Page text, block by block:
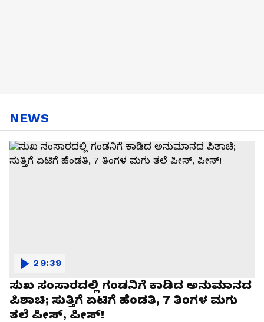
NEWS
ಸುಖ ಸಂಸಾರದಲ್ಲಿ ಗಂಡನಿಗೆ ಕಾಡಿದ ಅನುಮಾನದ
ಪಿಶಾಚಿ; ಸುತ್ತಿಗೆ ಏಟಿಗೆ ಹೆಂಡತಿ, 7 ತಿಂಗಳ ಮಗು
ತಲೆ ಪೀಸ್, ಪೀಸ್!
29:39